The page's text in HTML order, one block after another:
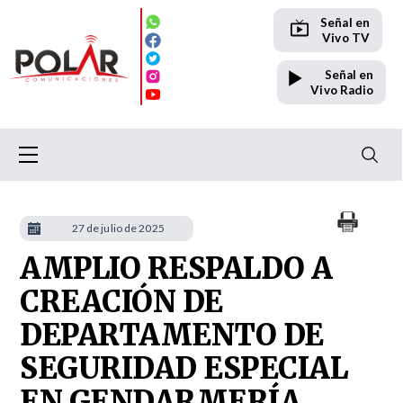
Señal en
Vivo TV
Señal en
Vivo Radio
AMPLIO RESPALDO A
CREACIÓN DE
DEPARTAMENTO DE
SEGURIDAD ESPECIAL
27 de julio de 2025